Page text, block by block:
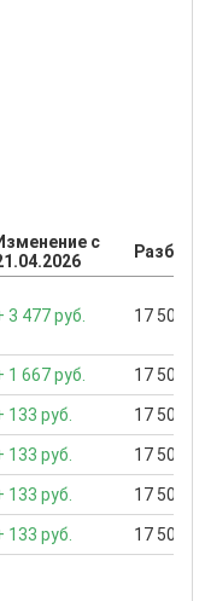
с
3 477 руб. 17 500
1 667 руб. 17 500
133 руб. 17 500
133 руб. 17 500
133 руб. 17 500
133 руб. 17 500